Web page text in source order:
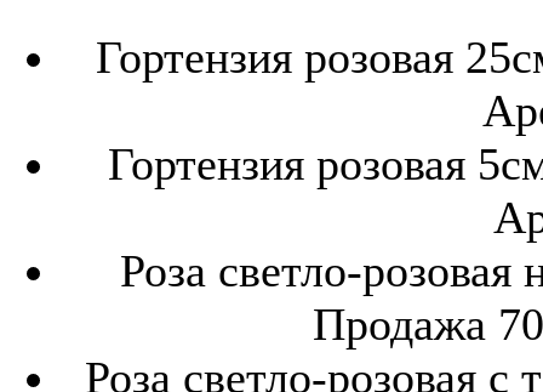
Гортензия розовая
Гортензия розовая
Роза светло-
Продажа
Роза светло-розовая с